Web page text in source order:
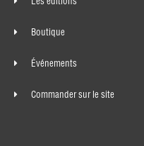
Boutique
Événements
Commander sur le site